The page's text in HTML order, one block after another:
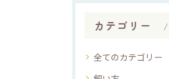
カテゴリー
全てのカテゴリー